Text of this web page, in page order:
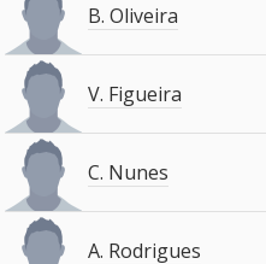
B. Oliveira
V. Figueira
C. Nunes
A. Rodrigues